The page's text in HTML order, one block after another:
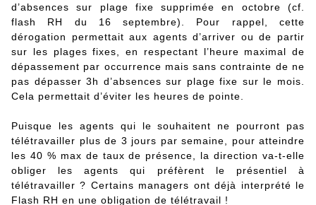
d’absences sur plage fixe supprimée en octobre (cf.
flash RH du 16 septembre). Pour rappel, cette
dérogation permettait aux agents d’arriver ou de partir
sur les plages fixes, en respectant l’heure maximal de
dépassement par occurrence mais sans contrainte de ne
pas dépasser 3h d’absences sur plage fixe sur le mois.
Cela permettait d’éviter les heures de pointe.
Puisque les agents qui le souhaitent ne pourront pas
télétravailler plus de 3 jours par semaine, pour atteindre
les 40 % max de taux de présence, la direction va-t-elle
obliger les agents qui préfèrent le présentiel à
télétravailler ? Certains managers ont déjà interprété le
Flash RH en une obligation de télétravail !